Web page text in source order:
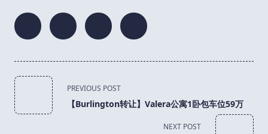
<span
class="nav-
subtitle
PREVIOUS POST
【Burlington转让】Valera公寓1卧包车位59万
NEXT POST